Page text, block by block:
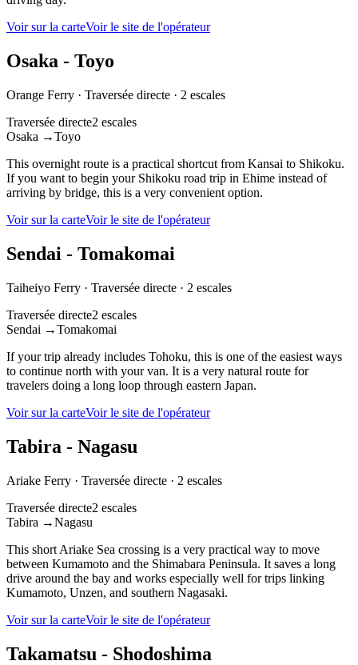
Voir sur la carteVoir le site de l'opérateur
Osaka - Toyo
Orange Ferry · Traversée directe · 2 escales
Traversée directe2 escales
Osaka →Toyo
This overnight route is a practical shortcut from Kansai to Shikoku.
If you want to begin your Shikoku road trip in Ehime instead of
arriving by bridge, this is a very convenient option.
Voir sur la carteVoir le site de l'opérateur
Sendai - Tomakomai
Taiheiyo Ferry · Traversée directe · 2 escales
Traversée directe2 escales
Sendai →Tomakomai
If your trip already includes Tohoku, this is one of the easiest ways
to continue north with your van. It is a very natural route for
travelers doing a long loop through eastern Japan.
Voir sur la carteVoir le site de l'opérateur
Tabira - Nagasu
Ariake Ferry · Traversée directe · 2 escales
Traversée directe2 escales
Tabira →Nagasu
This short Ariake Sea crossing is a very practical way to move
between Kumamoto and the Shimabara Peninsula. It saves a long
drive around the bay and works especially well for trips linking
Kumamoto, Unzen, and southern Nagasaki.
Voir sur la carteVoir le site de l'opérateur
Takamatsu - Shodoshima